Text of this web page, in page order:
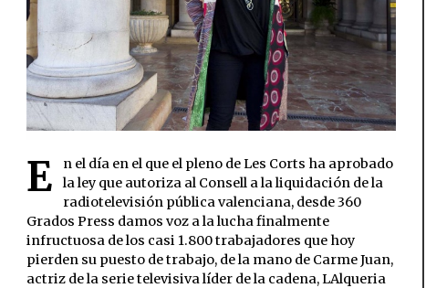
E
n el día en el que el pleno de Les Corts ha aprobado
la ley que autoriza al Consell a la liquidación de la
radiotelevisión pública valenciana, desde 360
Grados Press damos voz a la lucha finalmente
infructuosa de los casi 1.800 trabajadores que hoy
pierden su puesto de trabajo, de la mano de Carme Juan,
actriz de la serie televisiva líder de la cadena, LAlqueria